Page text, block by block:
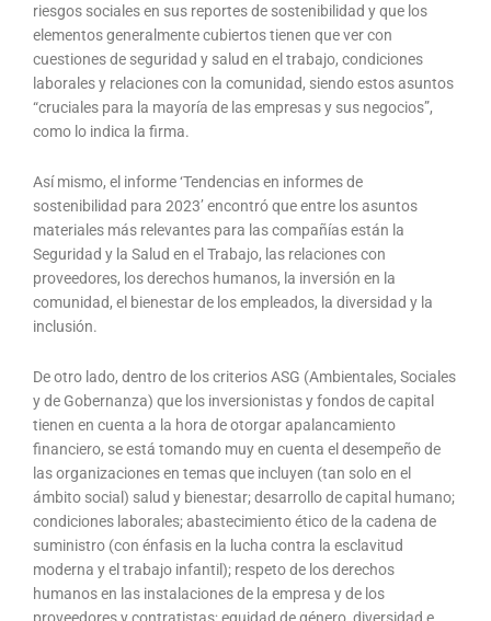
riesgos sociales en sus reportes de sostenibilidad y que los
elementos generalmente cubiertos tienen que ver con
cuestiones de seguridad y salud en el trabajo, condiciones
laborales y relaciones con la comunidad, siendo estos asuntos
“cruciales para la mayoría de las empresas y sus negocios”,
como lo indica la firma.
Así mismo, el informe ‘Tendencias en informes de
sostenibilidad para 2023’ encontró que entre los asuntos
materiales más relevantes para las compañías están la
Seguridad y la Salud en el Trabajo, las relaciones con
proveedores, los derechos humanos, la inversión en la
comunidad, el bienestar de los empleados, la diversidad y la
inclusión.
De otro lado, dentro de los criterios ASG (Ambientales, Sociales
y de Gobernanza) que los inversionistas y fondos de capital
tienen en cuenta a la hora de otorgar apalancamiento
financiero, se está tomando muy en cuenta el desempeño de
las organizaciones en temas que incluyen (tan solo en el
ámbito social) salud y bienestar; desarrollo de capital humano;
condiciones laborales; abastecimiento ético de la cadena de
suministro (con énfasis en la lucha contra la esclavitud
moderna y el trabajo infantil); respeto de los derechos
humanos en las instalaciones de la empresa y de los
proveedores y contratistas; equidad de género, diversidad e